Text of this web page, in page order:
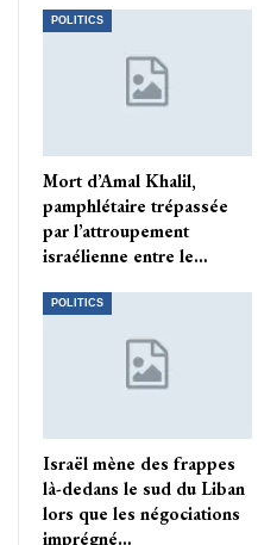
POLITICS
Mort d’Amal Khalil,
pamphlétaire trépassée
par l’attroupement
israélienne entre le…
POLITICS
Israël mène des frappes
là-dedans le sud du Liban
lors que les négociations
imprégné…